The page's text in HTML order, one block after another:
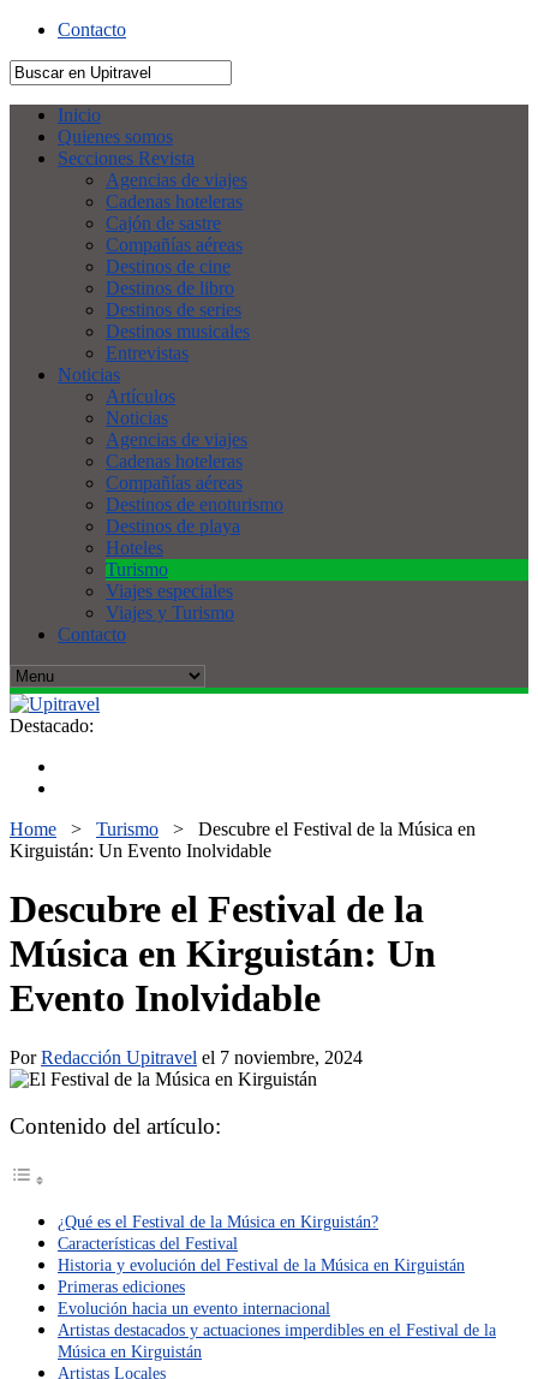
Contacto
Inicio
Quienes somos
Secciones Revista
Agencias de viajes
Cadenas hoteleras
Cajón de sastre
Compañías aéreas
Destinos de cine
Destinos de libro
Destinos de series
Destinos musicales
Entrevistas
Noticias
Artículos
Noticias
Agencias de viajes
Cadenas hoteleras
Compañías aéreas
Destinos de enoturismo
Destinos de playa
Hoteles
Turismo
Viajes especiales
Viajes y Turismo
Contacto
Destacado:
Home > Turismo > Descubre el Festival de la Música en
Kirguistán: Un Evento Inolvidable
Descubre el Festival de la
Música en Kirguistán: Un
Evento Inolvidable
PorRedacción Upitravel el 7 noviembre, 2024
Contenido del artículo:
¿Qué es el Festival de la Música en Kirguistán?
Características del Festival
Historia y evolución del Festival de la Música en Kirguistán
Primeras ediciones
Evolución hacia un evento internacional
Artistas destacados y actuaciones imperdibles en el Festival de la
Música en Kirguistán
Artistas Locales